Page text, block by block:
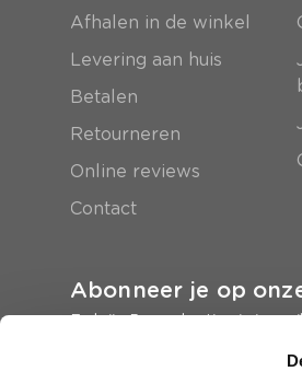
Afhalen in de winkel
Levering aan huis
Betalen
Retourneren
Online reviews
Contact
Abonneer je op
En krijg 5 euro korting in je